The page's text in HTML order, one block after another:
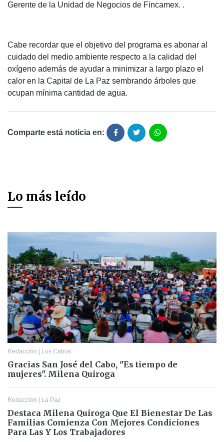
Gerente de la Unidad de Negocios de Fincamex. .
Cabe recordar que el objetivo del programa es abonar al
cuidado del medio ambiente respecto a la calidad del
oxígeno además de ayudar a minimizar a largo plazo el
calor en la Capital de La Paz sembrando árboles que
ocupan mínima cantidad de agua.
Comparte está noticia en:
Lo más leído
Redacción | Los Cabos
Gracias San José del Cabo, "Es tiempo de
mujeres". Milena Quiroga
Redacción | La Paz
Destaca Milena Quiroga Que El Bienestar De Las
Familias Comienza Con Mejores Condiciones
Para Las Y Los Trabajadores